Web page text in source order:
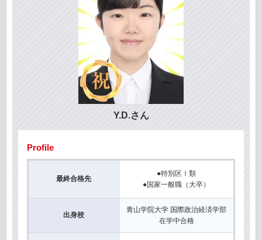
Y.D.さん
Profile
最終合格先
●特別区Ⅰ類
●国家一般職（大卒）
出身校
青山学院大学 国際政治経済学部
在学中合格